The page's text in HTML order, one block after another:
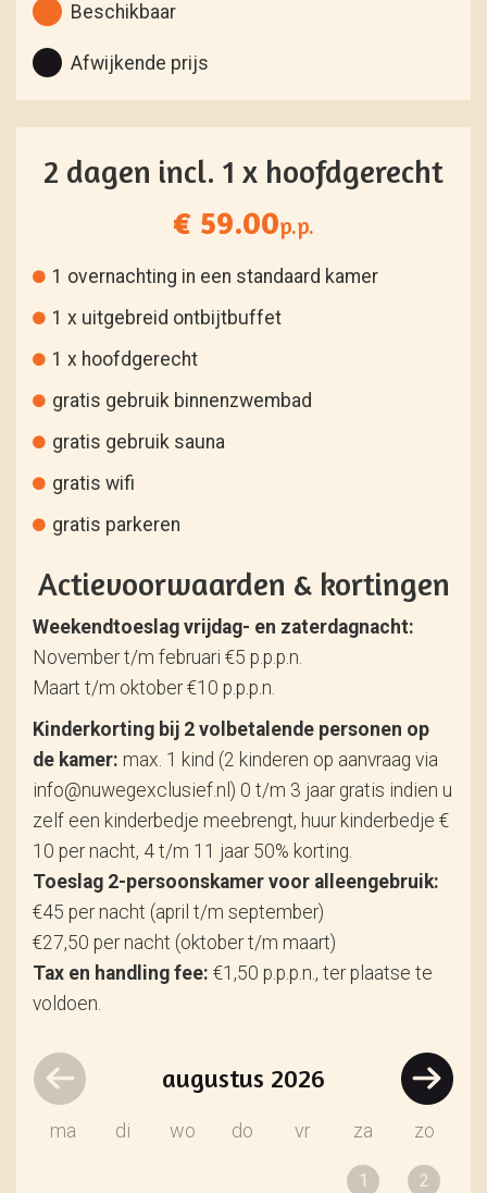
Beschikbaar
Afwijkende prijs
2 dagen incl. 1 x hoofdgerecht
€ 59.00p.p.
1 overnachting in een standaard kamer
1 x uitgebreid ontbijtbuffet
1 x hoofdgerecht
gratis gebruik binnenzwembad
gratis gebruik sauna
gratis wifi
gratis parkeren
Actievoorwaarden & kortingen
Weekendtoeslag vrijdag- en zaterdagnacht:
November t/m februari €5 p.p.p.n.
Maart t/m oktober €10 p.p.p.n.
Kinderkorting bij 2 volbetalende personen op
de kamer: max. 1 kind (2 kinderen op aanvraag via
info@nuwegexclusief.nl) 0 t/m 3 jaar gratis indien u
zelf een kinderbedje meebrengt, huur kinderbedje €
10 per nacht, 4 t/m 11 jaar 50% korting.
Toeslag 2-persoonskamer voor alleengebruik:
€45 per nacht (april t/m september)
€27,50 per nacht (oktober t/m maart)
Tax en handling fee: €1,50 p.p.p.n., ter plaatse te
voldoen.
augustus 2026
ma di wo do vr za zo
1 2